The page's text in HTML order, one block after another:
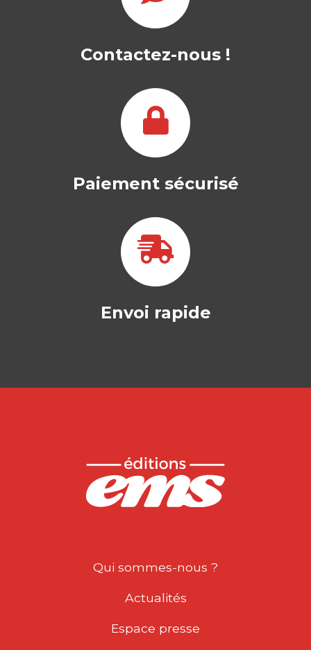
L’EMPLOYABILITÉ
À L’APPRENANCE
Sous l’impulsion des révolutions
technologiques et écologiques, notre
société est en train de…
24,00
Contactez-nous !
Paiement sécurisé
Envoi rapide
Qui sommes-nous ?
Actualités
Espace presse